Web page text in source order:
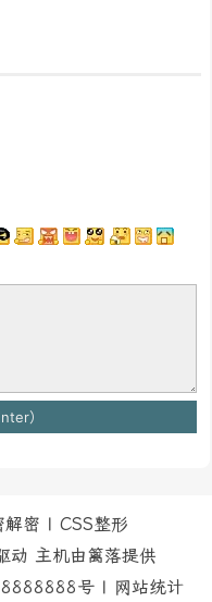
解密 | CSS整形
动 主机由篱落提供
号 | 网站统计